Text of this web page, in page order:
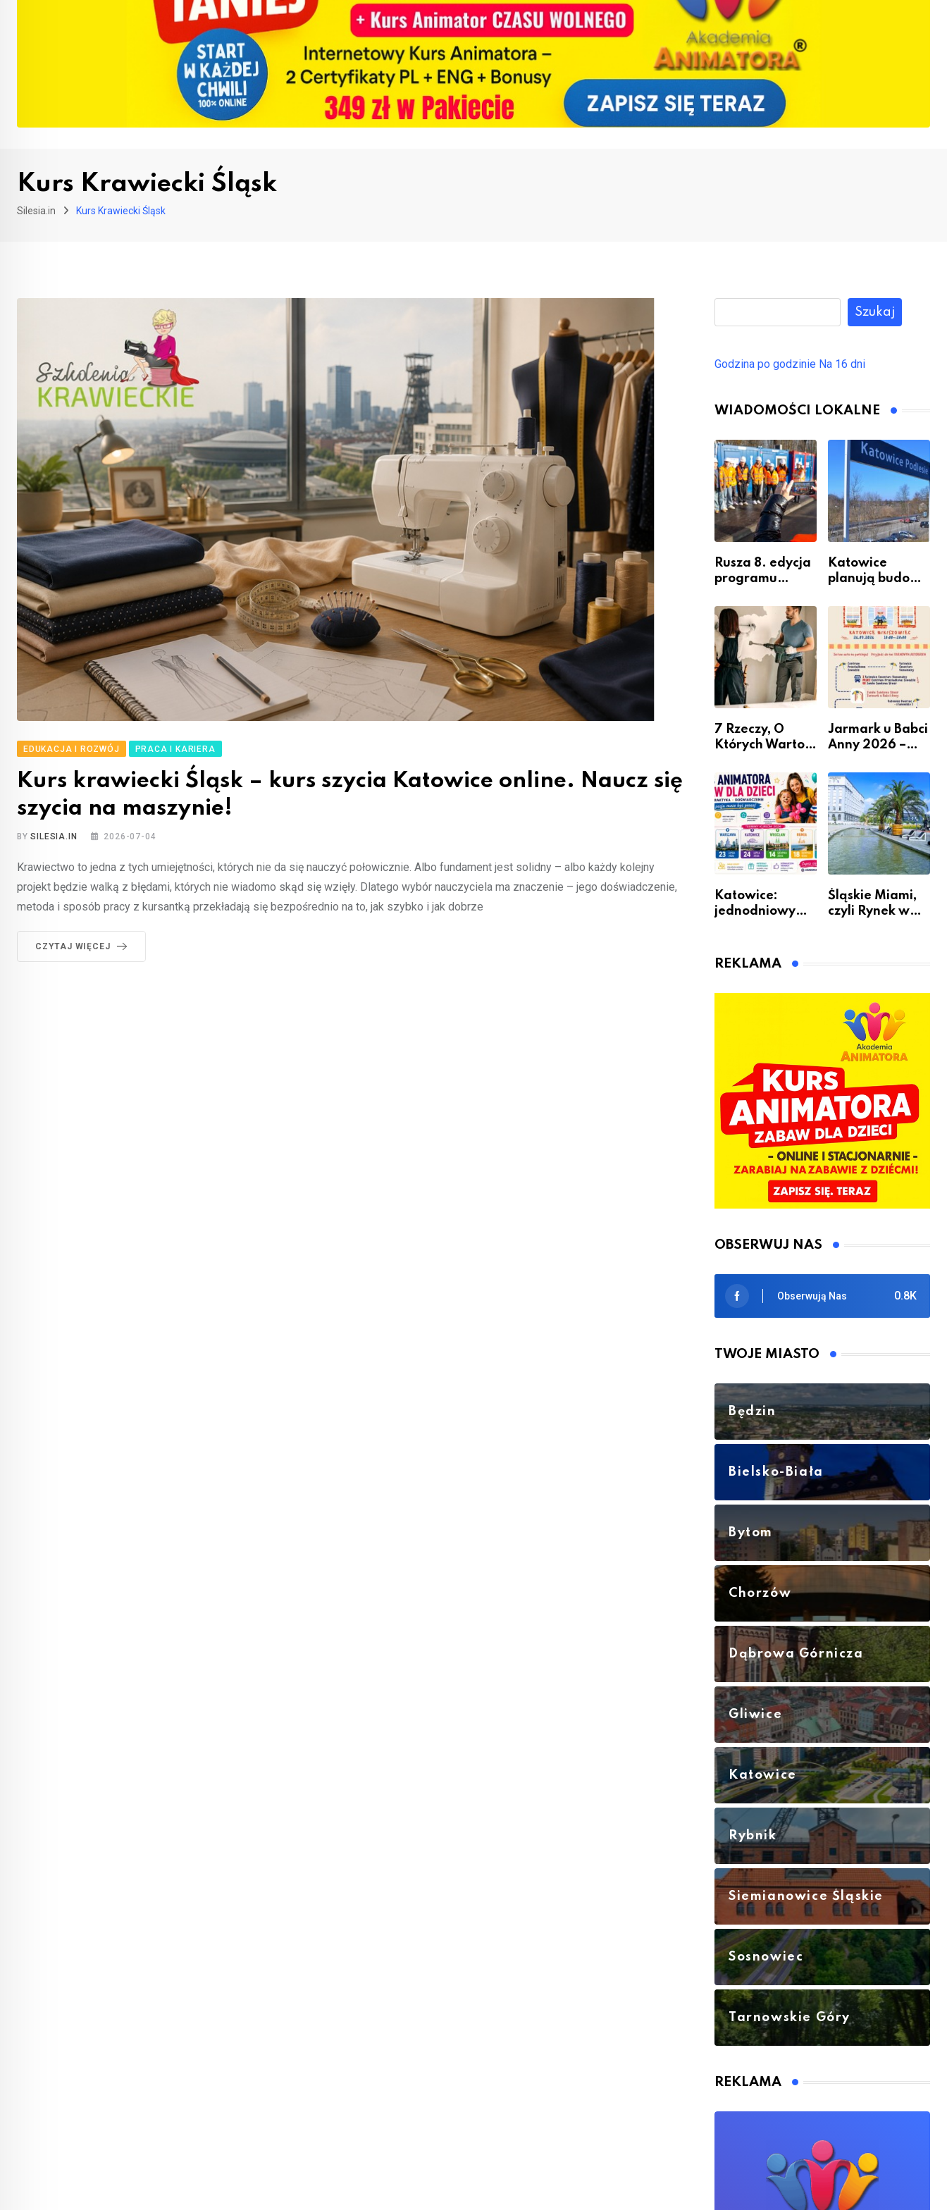
Kurs Krawiecki Śląsk
Silesia.in Kurs Krawiecki Śląsk
EDUKACJA I ROZWÓJ PRACA I KARIERA
Kurs krawiecki Śląsk – kurs szycia Katowice online. Naucz się
szycia na maszynie!
BYSILESIA.IN 2026-07-04
Krawiectwo to jedna z tych umiejętności, których nie da się nauczyć połowicznie. Albo fundament jest solidny – albo każdy kolejny
projekt będzie walką z błędami, których nie wiadomo skąd się wzięły. Dlatego wybór nauczyciela ma znaczenie – jego doświadczenie,
metoda i sposób pracy z kursantką przekładają się bezpośrednio na to, jak szybko i jak dobrze
CZYTAJ WIĘCEJ
Szukaj
Godzina po godzinie Na 16 dni
WIADOMOŚCI LOKALNE
Rusza 8. edycja
programu
Miastem
Fachowców” –
nabór dla
przedsiębiorców
Katowice
planują budowę
przesiadkoweg
o w Podlesiu
7 Rzeczy, O
Których Warto
Remontem
Mieszkania
Jarmark u Babci
Anny 2026 –
Katowice:
jednodniowy
animatora
Śląskie Miami,
czyli Rynek w
REKLAMA
OBSERWUJ NAS
0.8K
Obserwują Nas
TWOJE MIASTO
Będzin
Bielsko-Biała
Bytom
Chorzów
Dąbrowa Górnicza
Gliwice
Katowice
Rybnik
Siemianowice Śląskie
Sosnowiec
Tarnowskie Góry
REKLAMA